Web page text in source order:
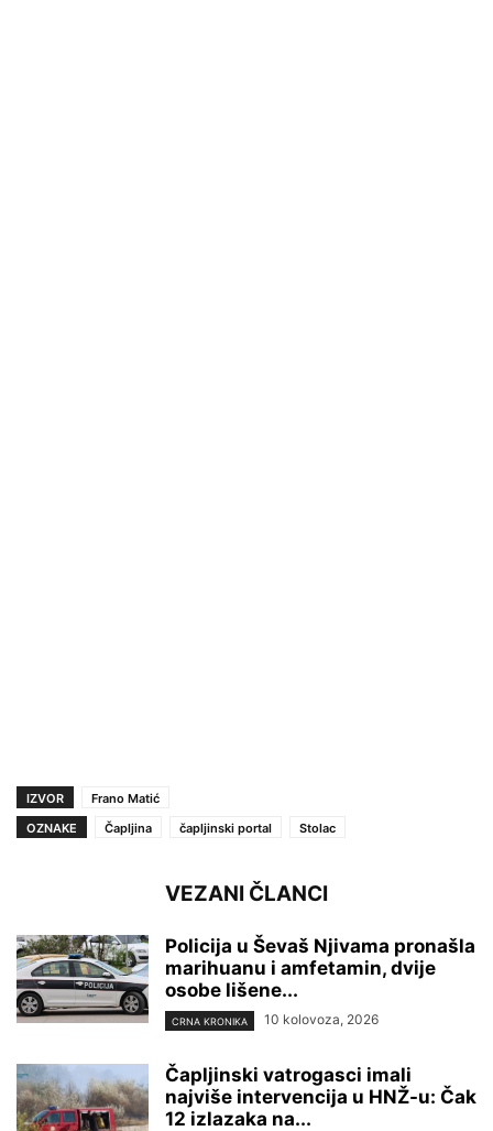
IZVOR
Frano Matić
OZNAKE
Čapljina čapljinski portal Stolac
VEZANI ČLANCI
Policija u Ševaš Njivama pronašla
marihuanu i amfetamin, dvije
osobe lišene...
CRNA KRONIKA 10 kolovoza, 2026
Čapljinski vatrogasci imali
najviše intervencija u HNŽ-u: Čak
12 izlazaka na...